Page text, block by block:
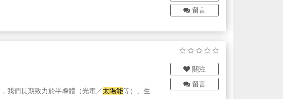
留言
我們長期致力於半導體（光電／太陽能等）、生技
關注
留言